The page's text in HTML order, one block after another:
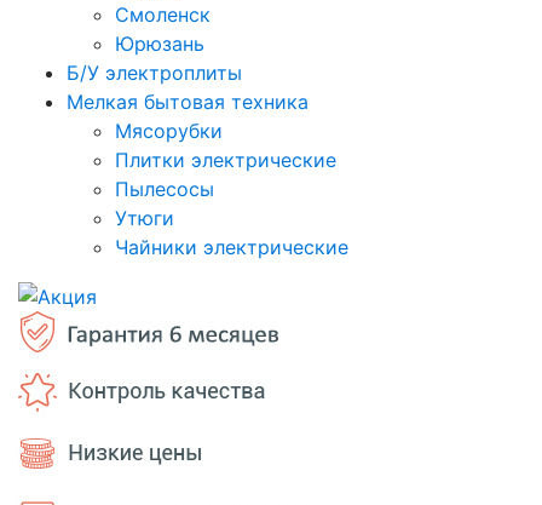
Смоленск
Юрюзань
Б/У электроплиты
Мелкая бытовая техника
Мясорубки
Плитки электрические
Пылесосы
Утюги
Чайники электрические